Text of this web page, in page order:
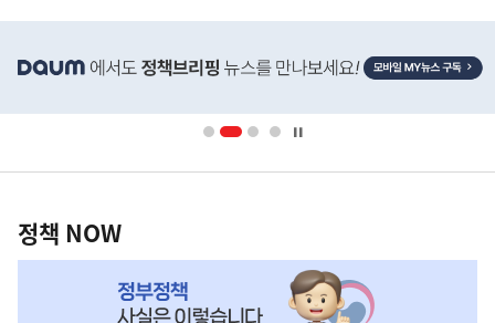
단
영
책
NOW,
정책 NOW